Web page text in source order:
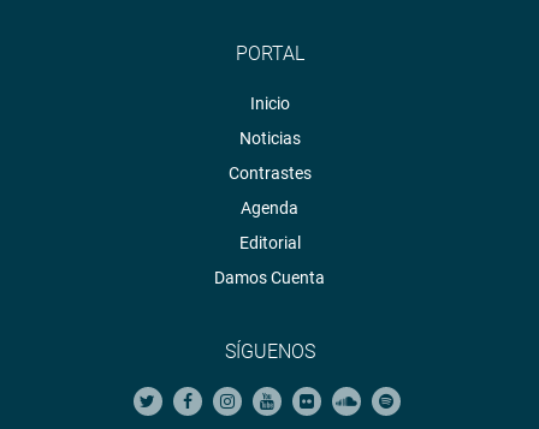
PORTAL
Inicio
Noticias
Contrastes
Agenda
Editorial
Damos Cuenta
SÍGUENOS